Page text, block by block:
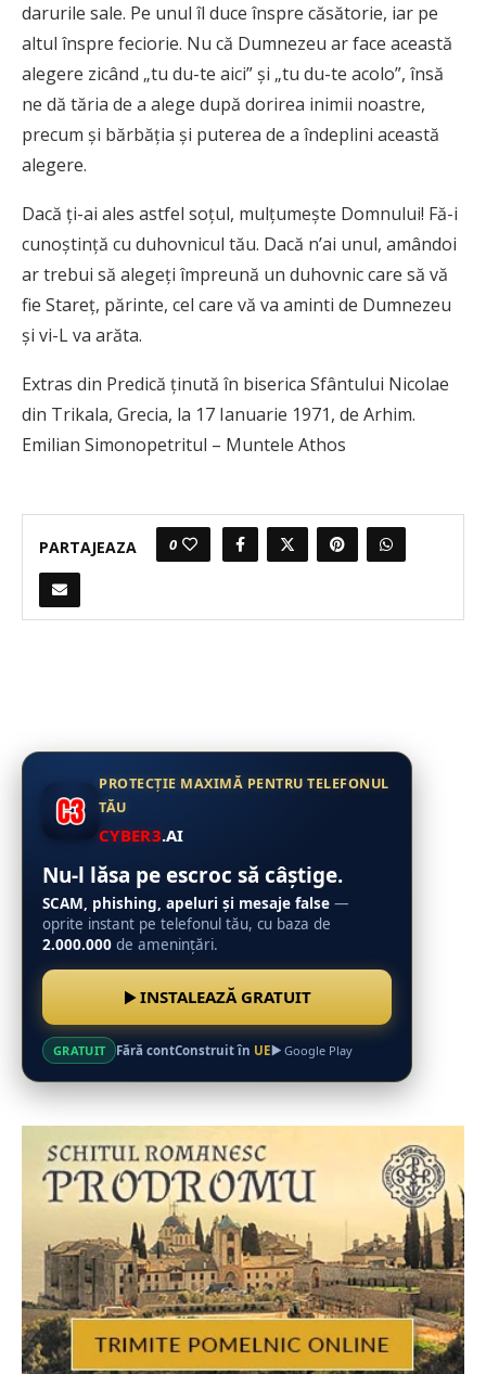
darurile sale. Pe unul îl duce înspre căsătorie, iar pe
altul înspre feciorie. Nu că Dumnezeu ar face această
alegere zicând „tu du-te aici” şi „tu du-te acolo”, însă
ne dă tăria de a alege după dorirea inimii noastre,
precum şi bărbăţia şi puterea de a îndeplini această
alegere.
Dacă ţi-ai ales astfel soţul, mulţumeşte Domnului! Fă-i
cunoştinţă cu duhovnicul tău. Dacă n’ai unul, amândoi
ar trebui să alegeţi împreună un duhovnic care să vă
fie Stareţ, părinte, cel care vă va aminti de Dumnezeu
şi vi-L va arăta.
Extras din Predică ţinută în biserica Sfântului Nicolae
din Trikala, Grecia, la 17 Ianuarie 1971, de Arhim.
Emilian Simonopetritul – Muntele Athos
PARTAJEAZA 0
PROTECȚIE MAXIMĂ PENTRU TELEFONUL
TĂU
CYBER3.AI
Nu-l lăsa pe escroc să câștige.
SCAM, phishing, apeluri și mesaje false —
oprite instant pe telefonul tău, cu baza de
2.000.000 de amenințări.
INSTALEAZĂ GRATUIT
GRATUIT Fără contConstruit în UE Google Play